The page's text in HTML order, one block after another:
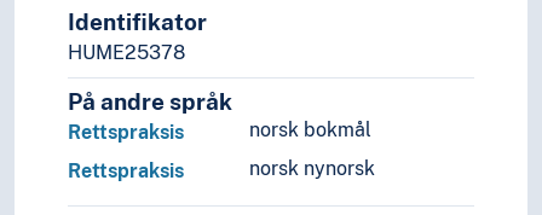
Identifikator
HUME25378
På andre språk
norsk bokmål
Rettspraksis
norsk nynorsk
Rettspraksis